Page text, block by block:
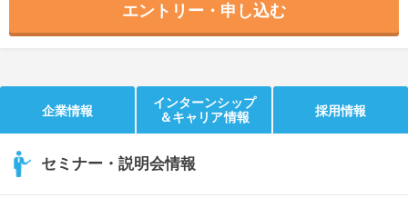
エントリー・申し込む
企業情報
インターンシップ
＆キャリア情報
採用情報
セミナー・説明会情報